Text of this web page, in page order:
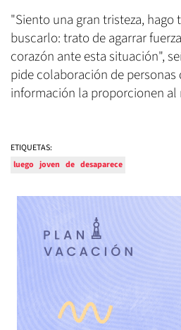
"Siento una gran tristeza,
buscarlo: trato de agarrar
corazón ante esta situación",
pide colaboración de
información la proporcionen al
ETIQUETAS:
luego joven de desaparece